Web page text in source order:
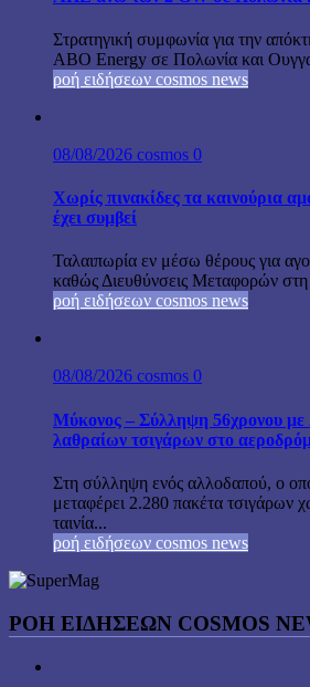
Στρατηγική συμφωνία για την
ABO Energy σε Πολωνία και
ροή ειδήσεων cosmos news
08/08/2026 cosmos 0
Χωρίς πινακίδες τα καινούρια
έχει συμβεί
Ταλαιπωρία εν μέσω θέρους για
καθώς Διευθύνσεις Μεταφορών στη
ροή ειδήσεων cosmos news
08/08/2026 cosmos 0
Μύκονος – Σύλληψη 56χρονου με
λαθραίων τσιγάρων στο
Στη σύλληψη ενός αλλοδαπού, ο
μεταφέρει 2.280 πακέτα τσιγάρων
ταινία...
ροή ειδήσεων cosmos news
ΡΟΉ ΕΙΔΉΣΕΩΝ COSMOS